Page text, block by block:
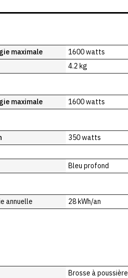
maximale
1600 watts
4.2 kg
maximale 1600 watts
350 watts
Bleu profond
annuelle 28 kWh/an
Brosse à poussière